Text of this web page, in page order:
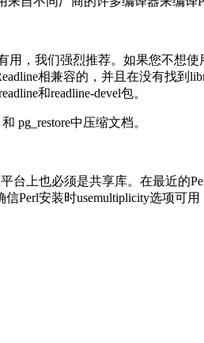
，我们强烈推荐。如果您不想使
相兼容的，并且在没有找到
和readline-devel包。
pg_restore中压缩文档。
台上也必须是共享库。在最近的
Perl安装时usemultiplicity选项可